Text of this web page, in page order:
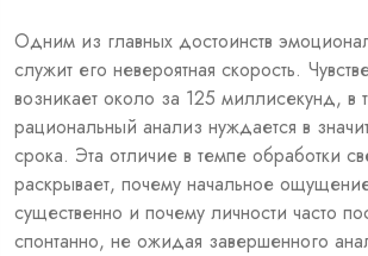
Одним из главных достоинств
служит его невероятная скорость.
возникает около за 125 миллисекунд, в
рациональный анализ нуждается в
срока. Эта отличие в темпе обработки
раскрывает, почему начальное
существенно и почему личности часто
спонтанно, не ожидая завершенного